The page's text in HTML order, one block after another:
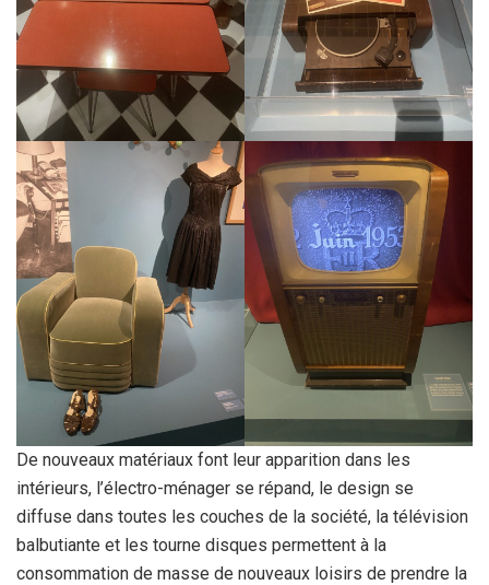
De nouveaux matériaux font leur apparition dans les
intérieurs, l’électro-ménager se répand, le design se
diffuse dans toutes les couches de la société, la télévision
balbutiante et les tourne disques permettent à la
consommation de masse de nouveaux loisirs de prendre la